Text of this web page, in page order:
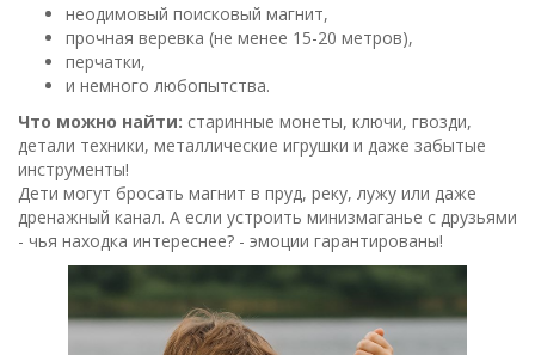
неодимовый поисковый магнит,
прочная веревка (не менее 15-20 метров),
перчатки,
и немного любопытства.
Что можно найти: старинные монеты, ключи, гвозди,
детали техники, металлические игрушки и даже забытые
инструменты!
Дети могут бросать магнит в пруд, реку, лужу или даже
дренажный канал. А если устроить минизмаганье с друзьями
- чья находка интереснее? - эмоции гарантированы!